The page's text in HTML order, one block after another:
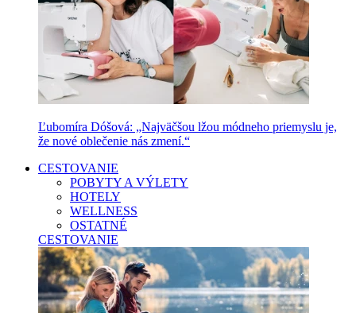
Ľubomíra Dóšová: „Najväčšou lžou módneho priemyslu je,
že nové oblečenie nás zmení.“
CESTOVANIE
POBYTY A VÝLETY
HOTELY
WELLNESS
OSTATNÉ
CESTOVANIE